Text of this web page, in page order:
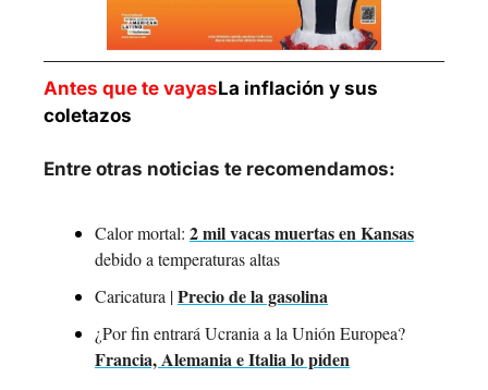
Antes que te vayasLa inflación y sus
coletazos
Entre otras noticias te recomendamos:
Calor mortal: 2 mil vacas muertas en Kansas
debido a temperaturas altas
Caricatura | Precio de la gasolina
Francia, Alemania e Italia lo piden